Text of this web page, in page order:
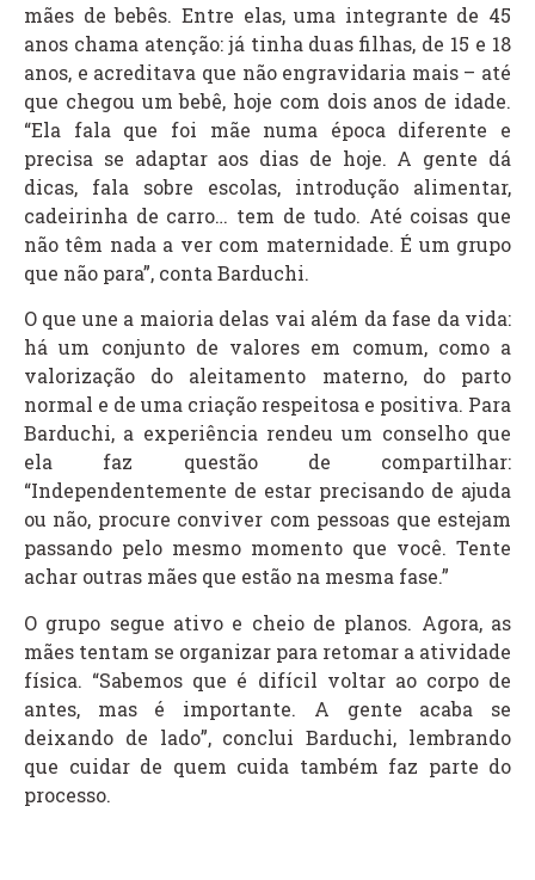
mães de bebês. Entre elas, uma integrante de 45
anos chama atenção: já tinha duas filhas, de 15 e 18
anos, e acreditava que não engravidaria mais – até
que chegou um bebê, hoje com dois anos de idade.
“Ela fala que foi mãe numa época diferente e
precisa se adaptar aos dias de hoje. A gente dá
dicas, fala sobre escolas, introdução alimentar,
cadeirinha de carro… tem de tudo. Até coisas que
não têm nada a ver com maternidade. É um grupo
que não para”, conta Barduchi.
O que une a maioria delas vai além da fase da vida:
há um conjunto de valores em comum, como a
valorização do aleitamento materno, do parto
normal e de uma criação respeitosa e positiva. Para
Barduchi, a experiência rendeu um conselho que
ela faz questão de compartilhar:
“Independentemente de estar precisando de ajuda
ou não, procure conviver com pessoas que estejam
passando pelo mesmo momento que você. Tente
achar outras mães que estão na mesma fase.”
O grupo segue ativo e cheio de planos. Agora, as
mães tentam se organizar para retomar a atividade
física. “Sabemos que é difícil voltar ao corpo de
antes, mas é importante. A gente acaba se
deixando de lado”, conclui Barduchi, lembrando
que cuidar de quem cuida também faz parte do
processo.